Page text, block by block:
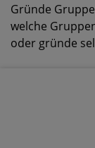
Gründe
welche
oder gründe